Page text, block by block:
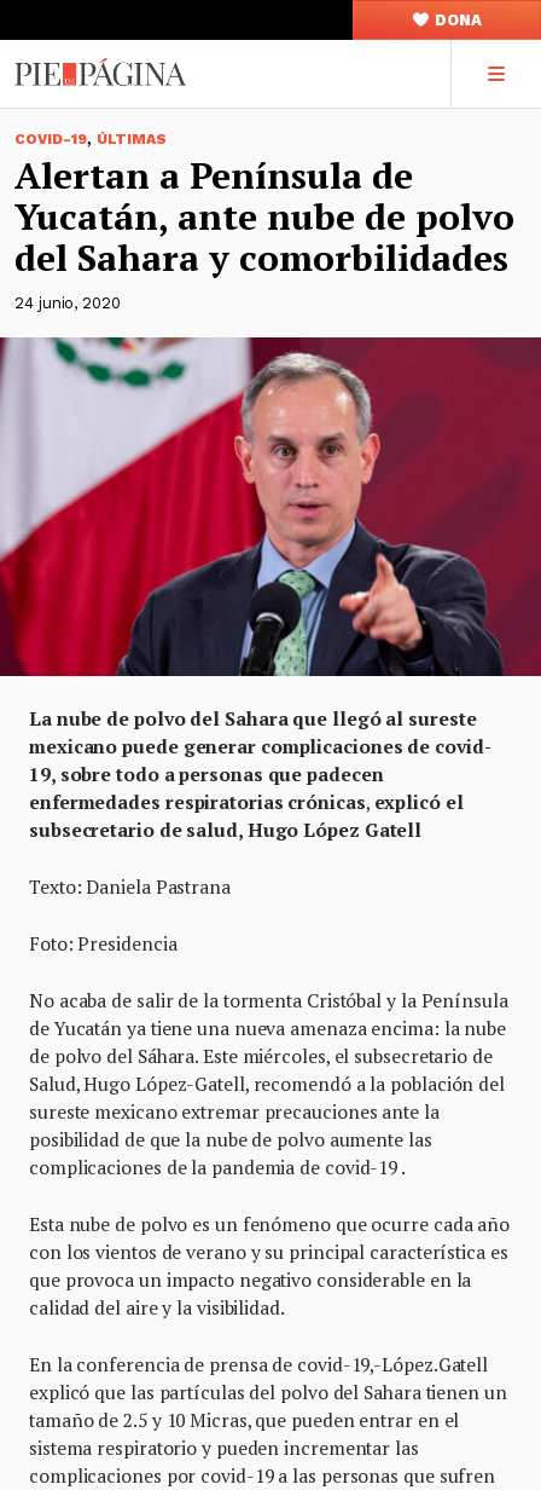
DONA
COVID-19, ÚLTIMAS
Alertan a Península de
Yucatán, ante nube de polvo
del Sahara y comorbilidades
24 junio, 2020
La nube de polvo del Sahara que llegó al sureste
mexicano puede generar complicaciones de covid-
19, sobre todo a personas que padecen
enfermedades respiratorias crónicas, explicó el
subsecretario de salud, Hugo López Gatell
Texto: Daniela Pastrana
Foto: Presidencia
No acaba de salir de la tormenta Cristóbal y la Península
de Yucatán ya tiene una nueva amenaza encima: la nube
de polvo del Sáhara. Este miércoles, el subsecretario de
Salud, Hugo López-Gatell, recomendó a la población del
sureste mexicano extremar precauciones ante la
posibilidad de que la nube de polvo aumente las
complicaciones de la pandemia de covid-19 .
Esta nube de polvo es un fenómeno que ocurre cada año
con los vientos de verano y su principal característica es
que provoca un impacto negativo considerable en la
calidad del aire y la visibilidad.
En la conferencia de prensa de covid-19,-López.Gatell
explicó que las partículas del polvo del Sahara tienen un
tamaño de 2.5 y 10 Micras, que pueden entrar en el
sistema respiratorio y pueden incrementar las
complicaciones por covid-19 a las personas que sufren